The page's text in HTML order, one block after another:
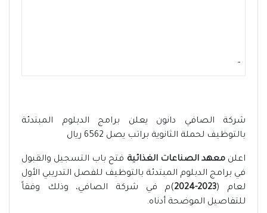
-
شركة الصافي دانون يعلن برامج الدبلوم المبتدئة
بالتوظيف لحملة الثانوية براتب يصل 6562 ريال
اعلنمعهد الصناعات الغذائية فتح باب التسجيل والقبول
في برامج الدبلوم المبتدئة بالتوظيف للفصل التدريبي الأول
لعام (2023-2024
)م في شركة الصافي، وذلك وفقاً
للتفاصيل الموضحة أدناه.